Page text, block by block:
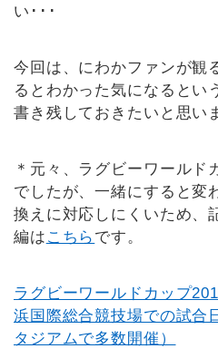
い･･･
今回は、にわかファンが観
るとわかった気になるとい
書き残しておきたいと思い
＊元々、ラグビーワールド
でしたが、一緒にすると変
換えに対応しにくいため、
編は こちら です。
ラグビーワールドカップ
浜国際総合競技場での試合
タジアムで多数開催）